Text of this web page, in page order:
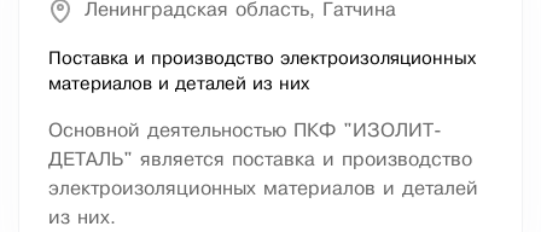
Ленинградская область, Гатчина
Поставка и производство электроизоляционных
материалов и деталей из них
Основной деятельностью ПКФ "ИЗОЛИТ-
ДЕТАЛЬ" является поставка и производство
электроизоляционных материалов и деталей
из них.